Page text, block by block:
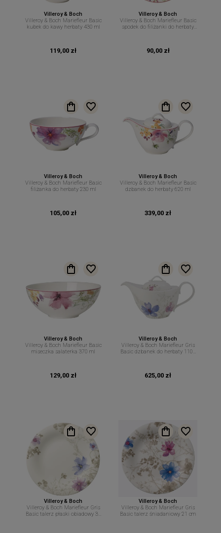
Villeroy & Boch
Villeroy & Boch Mariefleur Basic
kubek do kawy herbaty 430 ml
119,00 zł
Villeroy & Boch
Villeroy & Boch Mariefleur Basic
spodek do filiżanki do herbaty
90,00 zł
Villeroy & Boch
Villeroy & Boch Mariefleur Basic
filiżanka do herbaty 230 ml
105,00 zł
Villeroy & Boch
Villeroy & Boch Mariefleur Basic
dzbanek do herbaty 620 ml
339,00 zł
Villeroy & Boch
Villeroy & Boch Mariefleur Basic
miseczka salaterka 370 ml
129,00 zł
Villeroy & Boch
Villeroy & Boch Mariefleur Gris
Basic dzbanek do herbaty 1100
625,00 zł
Villeroy & Boch
Villeroy & Boch Mariefleur Gris
Basic talerz płaski obiadowy 30
Villeroy & Boch
Villeroy & Boch Mariefleur Gris
Basic talerz śniadaniowy 21 cm